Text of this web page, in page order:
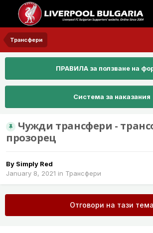
Трансфери
ПРАВИЛА за ползване на
Система за наказания
Чужди трансфери -
прозорец
By Simply Red
January 8, 2021 in Трансфери
Отговори на тази тема